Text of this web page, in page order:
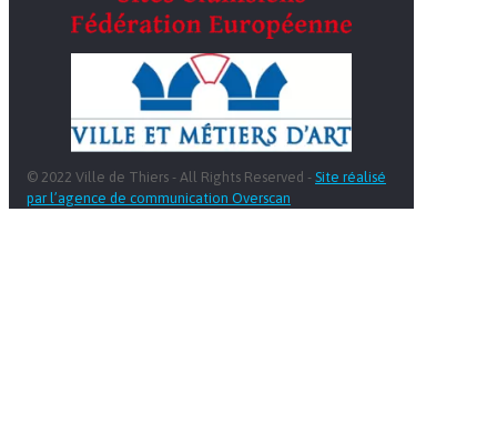
© 2022 Ville de Thiers - All Rights Reserved - Site réalisé
par l’agence de communication Overscan